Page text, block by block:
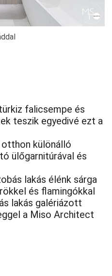
falicsempe és
teszik egyedivé ezt a
különálló
ülőgarnitúrával és
lakás élénk sárga
és flamingókkal
lakás galériázott
a Miso Architect